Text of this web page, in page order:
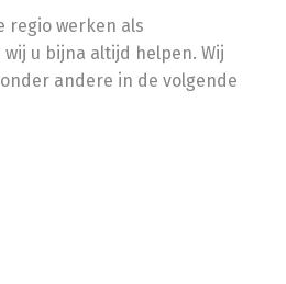
regio werken als
u bijna altijd helpen. Wij
andere in de volgende